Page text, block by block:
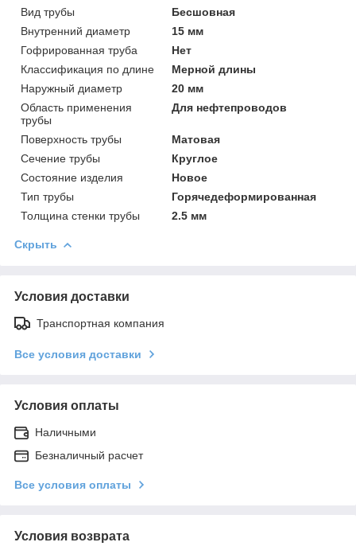
Вид трубы
Бесшовная
Внутренний диаметр
15 мм
Гофрированная труба
Нет
Классификация по длине
Мерной длины
Наружный диаметр
20 мм
Область применения
трубы
Для нефтепроводов
Поверхность трубы
Матовая
Сечение трубы
Круглое
Состояние изделия
Новое
Тип трубы
Горячедеформированная
Толщина стенки трубы
2.5 мм
Скрыть
Условия доставки
Транспортная компания
Все условия доставки
Условия оплаты
Наличными
Безналичный расчет
Все условия оплаты
Условия возврата